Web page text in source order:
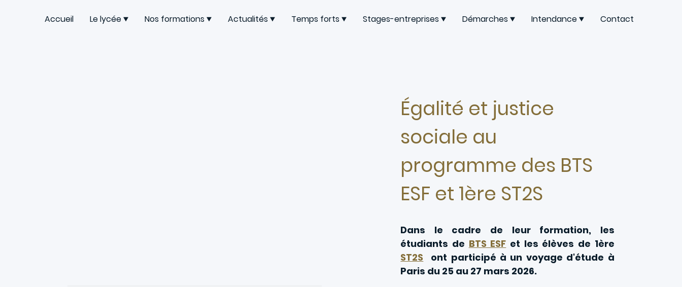
Accueil Le lycée Nos formations Actualités Temps forts Stages-entreprises Démarches Intendance Contact
Égalité et justice
sociale au
programme des BTS
ESF et 1ère ST2S
Dans le cadre de leur formation, les
étudiants de BTS ESF et les élèves de 1ère
ST2S ont participé à un voyage d'étude à
Paris du 25 au 27 mars 2026.